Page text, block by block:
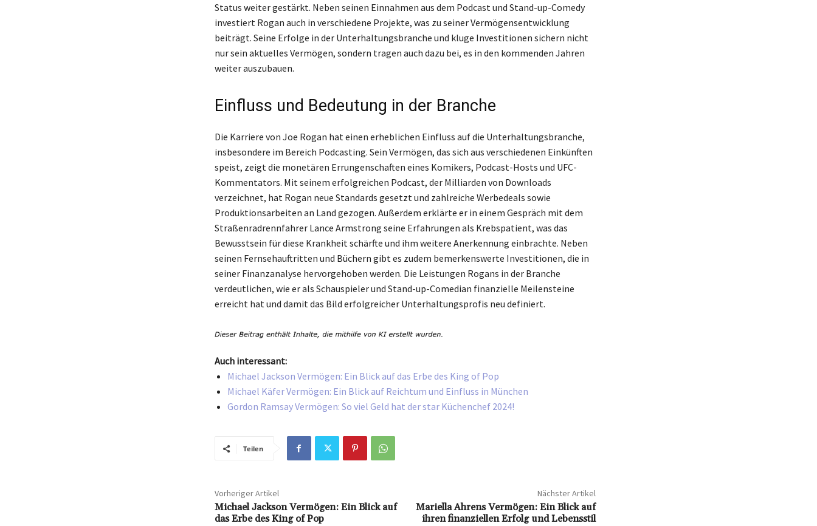
Status weiter gestärkt. Neben seinen Einnahmen aus dem Podcast und Stand-up-Comedy
investiert Rogan auch in verschiedene Projekte, was zu seiner Vermögensentwicklung
beiträgt. Seine Erfolge in der Unterhaltungsbranche und kluge Investitionen sichern nicht
nur sein aktuelles Vermögen, sondern tragen auch dazu bei, es in den kommenden Jahren
weiter auszubauen.
Einfluss und Bedeutung in der Branche
Die Karriere von Joe Rogan hat einen erheblichen Einfluss auf die Unterhaltungsbranche,
insbesondere im Bereich Podcasting. Sein Vermögen, das sich aus verschiedenen Einkünften
speist, zeigt die monetären Errungenschaften eines Komikers, Podcast-Hosts und UFC-
Kommentators. Mit seinem erfolgreichen Podcast, der Milliarden von Downloads
verzeichnet, hat Rogan neue Standards gesetzt und zahlreiche Werbedeals sowie
Produktionsarbeiten an Land gezogen. Außerdem erklärte er in einem Gespräch mit dem
Straßenradrennfahrer Lance Armstrong seine Erfahrungen als Krebspatient, was das
Bewusstsein für diese Krankheit schärfte und ihm weitere Anerkennung einbrachte. Neben
seinen Fernsehauftritten und Büchern gibt es zudem bemerkenswerte Investitionen, die in
seiner Finanzanalyse hervorgehoben werden. Die Leistungen Rogans in der Branche
verdeutlichen, wie er als Schauspieler und Stand-up-Comedian finanzielle Meilensteine
erreicht hat und damit das Bild erfolgreicher Unterhaltungsprofis neu definiert.
Auch interessant:
Michael Jackson Vermögen: Ein Blick auf das Erbe des King of Pop
Michael Käfer Vermögen: Ein Blick auf Reichtum und Einfluss in München
Gordon Ramsay Vermögen: So viel Geld hat der star Küchenchef 2024!
Teilen
Vorheriger Artikel
Michael Jackson Vermögen: Ein Blick auf
das Erbe des King of Pop
Nächster Artikel
Mariella Ahrens Vermögen: Ein Blick auf
ihren finanziellen Erfolg und Lebensstil